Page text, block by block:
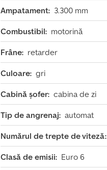
Ampatament: 3.300 mm
Combustibil: motorină
Frâne: retarder
Culoare: gri
Cabină șofer: cabina de zi
Tip de angrenaj: automat
Numărul de trepte de viteză:
Clasă de emisii: Euro 6